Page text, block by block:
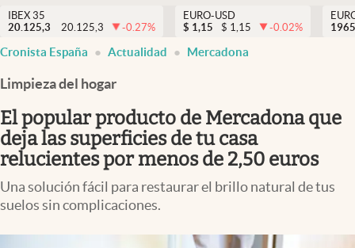
Criptomonedas
España
NOTICIAS
FINANZAS
EURO
IBEX 35
20.125,3
20.125,3 -0.27%
EURO-USD
$ 1,15 $ 1,15 -0.02%
Cronista España Actualidad Mercadona
Limpieza del hogar
El popular producto de Mercadona que
deja las superficies de tu casa
relucientes por menos de 2,50 euros
Una solución fácil para restaurar el brillo natural de tus
suelos sin complicaciones.